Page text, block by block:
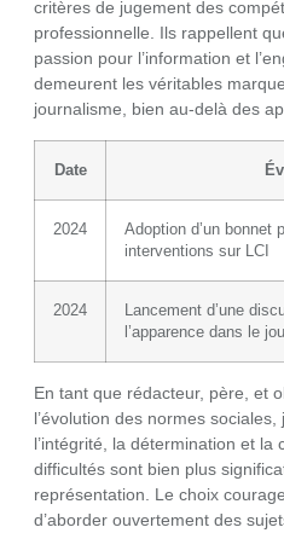
critères de jugement des
professionnelle. Ils rappellent
passion pour l’information et
demeurent les véritables
journalisme, bien au-delà des
Date
2024
Adoption d’un bonnet
interventions sur LCI
2024
Lancement d’une
l’apparence dans le
En tant que rédacteur, père, et
l’évolution des normes
l’intégrité, la détermination et la
difficultés sont bien plus
représentation. Le choix
d’aborder ouvertement des